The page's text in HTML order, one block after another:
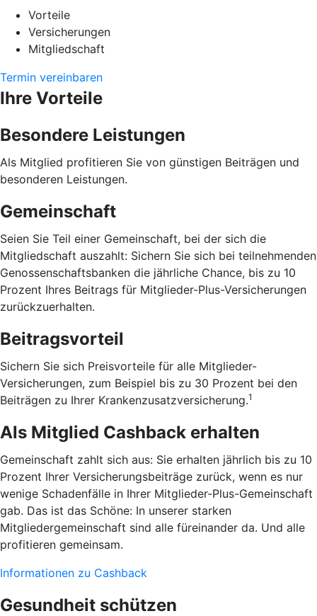
Vorteile
Versicherungen
Mitgliedschaft
Termin vereinbaren
Ihre Vorteile
Besondere Leistungen
Als Mitglied profitieren Sie von günstigen Beiträgen und
besonderen Leistungen.
Gemeinschaft
Seien Sie Teil einer Gemeinschaft, bei der sich die
Mitgliedschaft auszahlt: Sichern Sie sich bei teilnehmenden
Genossenschaftsbanken die jährliche Chance, bis zu 10
Prozent Ihres Beitrags für Mitglieder-Plus-Versicherungen
zurückzuerhalten.
Beitragsvorteil
Sichern Sie sich Preisvorteile für alle Mitglieder-
Versicherungen, zum Beispiel bis zu 30 Prozent bei den
Beiträgen zu Ihrer Krankenzusatzversicherung.1
Als Mitglied Cashback erhalten
Gemeinschaft zahlt sich aus: Sie erhalten jährlich bis zu 10
Prozent Ihrer Versicherungsbeiträge zurück, wenn es nur
wenige Schadenfälle in Ihrer Mitglieder-Plus-Gemeinschaft
gab. Das ist das Schöne: In unserer starken
Mitgliedergemeinschaft sind alle füreinander da. Und alle
profitieren gemeinsam.
Informationen zu Cashback
Gesundheit schützen